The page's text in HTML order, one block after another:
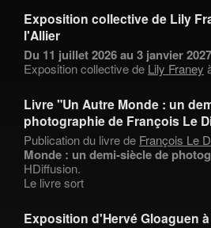
Exposition collective de Lily
l'Allier
Du 11 juillet 2026 au 3 janvier 2027
Exposition collective de Lily Franey
Livre "Un Autre Monde : un
photographie de François Le
Publication du livre de François Le
Monde : un demi-siècle de
HDiffusion.
Le livre sort
Exposition d'Hervé Gloaguen